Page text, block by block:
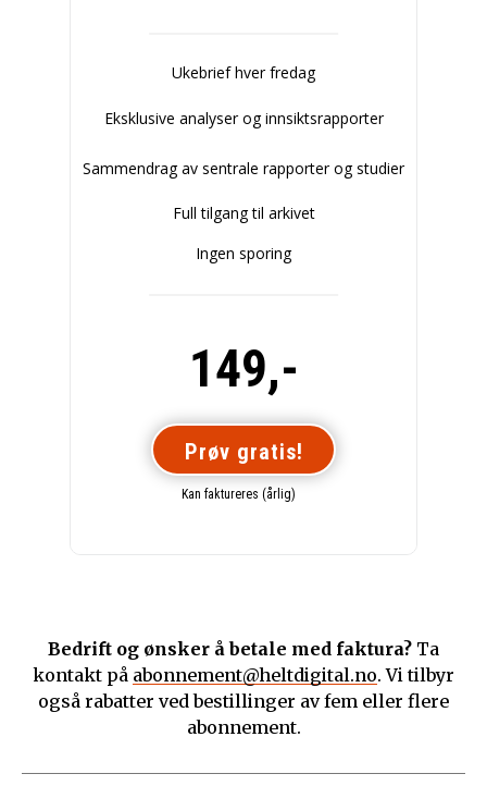
Ukebrief hver fredag
Eksklusive analyser og innsiktsrapporter
Sammendrag av sentrale rapporter og studier
Full tilgang til arkivet
Ingen sporing
149,-
Prøv gratis!
Kan faktureres (årlig)
Bedrift og ønsker å betale med faktura? Ta
kontakt på abonnement@heltdigital.no. Vi tilbyr
også rabatter ved bestillinger av fem eller flere
abonnement.